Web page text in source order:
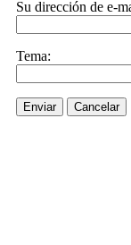
Su dirección de e-
Tema:
Enviar Cancelar